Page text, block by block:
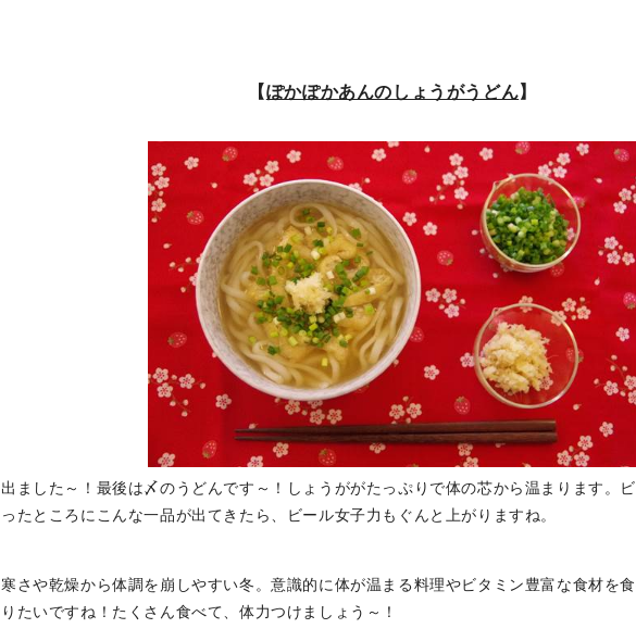
【ぽかぽかあんのしょうがうどん】
出ました～！最後は〆のうどんです～！しょうががたっぷりで体の芯から温まります。
ったところにこんな一品が出てきたら、ビール女子力もぐんと上がりますね。
寒さや乾燥から体調を崩しやすい冬。意識的に体が温まる料理やビタミン豊富な食材を
りたいですね！たくさん食べて、体力つけましょう～！